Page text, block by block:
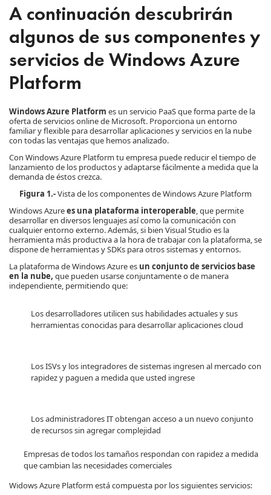
A continuación descubrirán
algunos de sus componentes y
servicios de Windows Azure
Platform
Windows Azure Platform es un servicio PaaS que forma parte de la
oferta de servicios online de Microsoft. Proporciona un entorno
familiar y flexible para desarrollar aplicaciones y servicios en la nube
con todas las ventajas que hemos analizado.
Con Windows Azure Platform tu empresa puede reducir el tiempo de
lanzamiento de los productos y adaptarse fácilmente a medida que la
demanda de éstos crezca.
Figura 1.-Vista de los componentes de Windows Azure Platform
Windows Azurees una plataforma interoperable , que permite
desarrollar en diversos lenguajes así como la comunicación con
cualquier entorno externo. Además, si bien Visual Studio es la
herramienta más productiva a la hora de trabajar con la plataforma, se
dispone de herramientas y SDKs para otros sistemas y entornos.
La plataforma de Windows Azure es un conjunto de servicios base
en la nube, que pueden usarse conjuntamente o de manera
independiente, permitiendo que:
Los desarrolladores utilicen sus habilidades actuales y sus
herramientas conocidas para desarrollar aplicaciones cloud
Los ISVs y los integradores de sistemas ingresen al mercado con
rapidez y paguen a medida que usted ingrese
Los administradores IT obtengan acceso a un nuevo conjunto
de recursos sin agregar complejidad
Empresas de todos los tamaños respondan con rapidez a medida
que cambian las necesidades comerciales
Widows Azure Platform está compuesta por los siguientes servicios: